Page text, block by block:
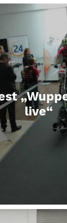
live“
über Stadtfest